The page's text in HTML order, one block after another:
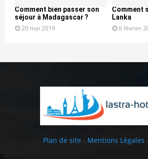
Comment bien passer son
séjour à Madagascar ?
20 mai 2019
Comment
Lanka
6 février
Plan de site - Mentions Légales -